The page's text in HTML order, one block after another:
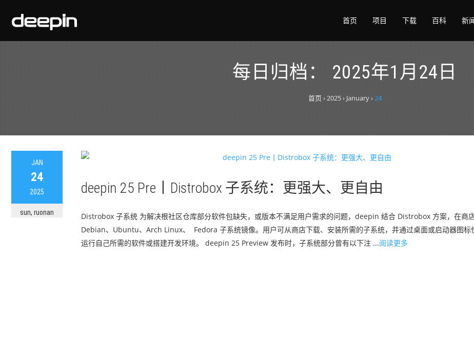
首页 项目 下载 百科 新
每日归档：2025年1月24日
首页›2025›January›24
JAN
24
2025
sun, ruonan
deepin 25 Pre丨Distrobox 子系统：更强大、更自由
Distrobox 子系统 为解决根社区仓库部分软件包缺失，或版本不满足用户需求的问题，deepin 结合 Distrobox 方案，在商
Debian、Ubuntu、Arch Linux、 Fedora 子系统镜像。用户可从商店下载、安装所需的子系统，并通过桌面或启动器图标
运行自己所需的软件或搭建开发环境。 deepin 25 Preview 发布时，子系统部分曾有以下注 ...阅读更多